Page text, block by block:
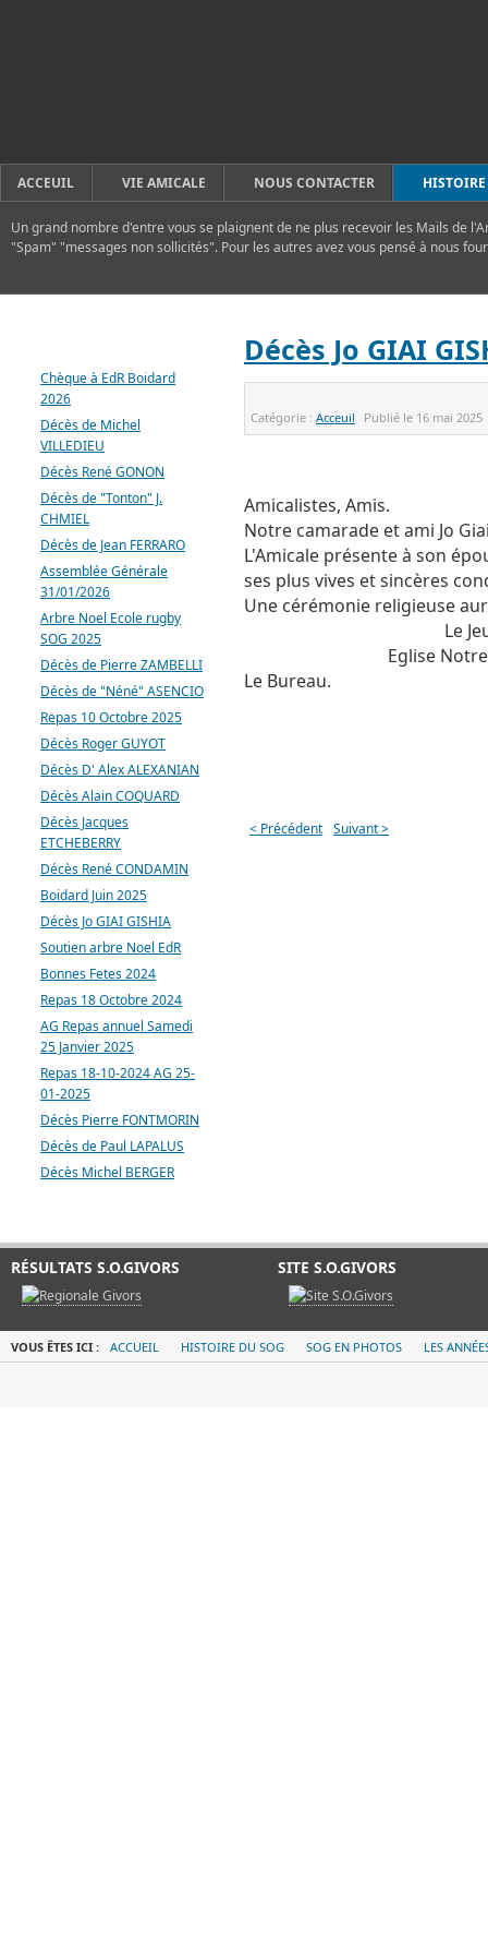
ACCEUIL VIE AMICALE NOUS CONTACTER
Un grand nombre d'entre vous se plaignent de ne plus recevoir les Mails de
"Spam" "messages non sollicités". Pour les autres avez vous pensé à nous
Décès Jo GIAI
Catégorie :Acceuil Publié le 16 mai 2025
Amicalistes, Amis.
Notre camarade et ami Jo
L'Amicale présente à son
ses plus vives et sincères
Une cérémonie religieuse
Le
Eglise
Le Bureau.
< Précédent Suivant >
Chèque à EdR Boidard
2026
Décès de Michel
VILLEDIEU
Décès René GONON
Décès de "Tonton" J.
CHMIEL
Décès de Jean FERRARO
Assemblée Générale
31/01/2026
Arbre Noel Ecole rugby
SOG 2025
Décès de Pierre ZAMBELLI
Décès de "Néné" ASENCIO
Repas 10 Octobre 2025
Décès Roger GUYOT
Décès D' Alex ALEXANIAN
Décès Alain COQUARD
Décès Jacques
ETCHEBERRY
Décès René CONDAMIN
Boidard Juin 2025
Décès Jo GIAI GISHIA
Soutien arbre Noel EdR
Bonnes Fetes 2024
Repas 18 Octobre 2024
AG Repas annuel Samedi
25 Janvier 2025
Repas 18-10-2024 AG 25-
01-2025
Décès Pierre FONTMORIN
Décès de Paul LAPALUS
Décès Michel BERGER
RÉSULTATS S.O.GIVORS SITE S.O.GIVORS
VOUS ÊTES ICI : ACCUEIL HISTOIRE DU SOG SOG EN PHOTOS LES